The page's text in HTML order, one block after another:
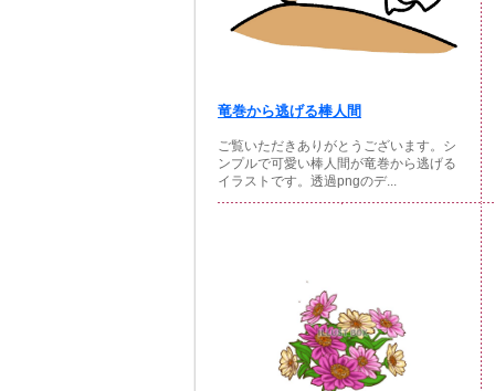
竜巻から逃げる棒人間
ご覧いただきありがとうございます。シ
ンプルで可愛い棒人間が竜巻から逃げる
イラストです。透過pngのデ...